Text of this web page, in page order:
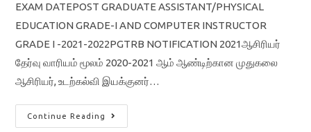
EXAM DATEPOST GRADUATE ASSISTANT/PHYSICAL
EDUCATION GRADE-I AND COMPUTER INSTRUCTOR
GRADE I -2021-2022PGTRB NOTIFICATION 2021ஆசிரியர்
தேர்வு வாரியம் மூலம் 2020-2021 ஆம் ஆண்டிற்கான முதுகலை
ஆசிரியர், உடற்கல்வி இயக்குனர்…
Continue Reading
PGTRB
EXAM